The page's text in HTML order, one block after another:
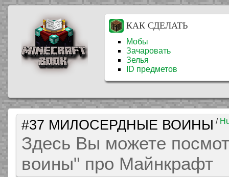
КАК СДЕЛАТЬ
Мобы
Зачаровать
Зелья
ID предметов
#37 МИЛОСЕРДНЫЕ ВОИНЫ /
Здесь Вы можете
воины" про Майнкрафт